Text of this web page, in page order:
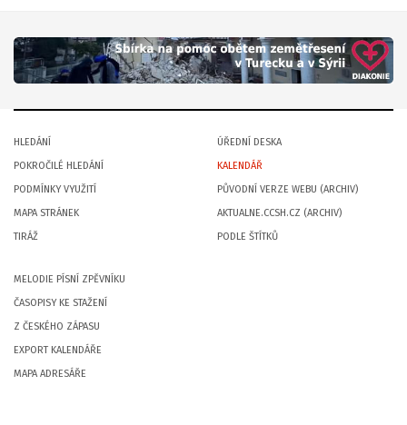
HLEDÁNÍ
POKROČILÉ HLEDÁNÍ
PODMÍNKY VYUŽITÍ
MAPA STRÁNEK
TIRÁŽ
ÚŘEDNÍ DESKA
KALENDÁŘ
PŮVODNÍ VERZE WEBU (ARCHIV)
AKTUALNE.CCSH.CZ (ARCHIV)
PODLE ŠTÍTKŮ
MELODIE PÍSNÍ ZPĚVNÍKU
ČASOPISY KE STAŽENÍ
Z ČESKÉHO ZÁPASU
EXPORT KALENDÁŘE
MAPA ADRESÁŘE